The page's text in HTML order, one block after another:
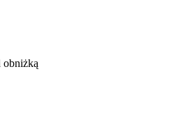
obniżką